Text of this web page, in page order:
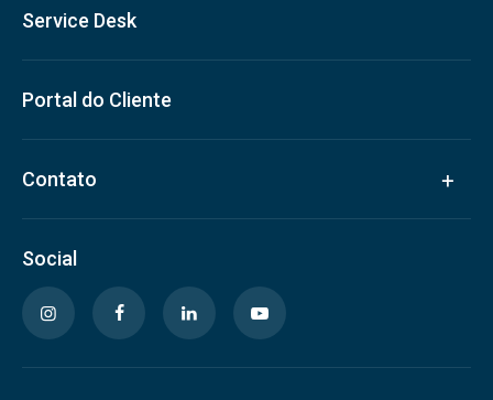
Service Desk
Portal do Cliente
Contato
Social